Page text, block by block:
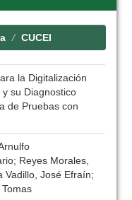
CUCEI
la Digitalización
su Diagnostico
de Pruebas con
Reyes Morales,
Vadillo, José Efraín;